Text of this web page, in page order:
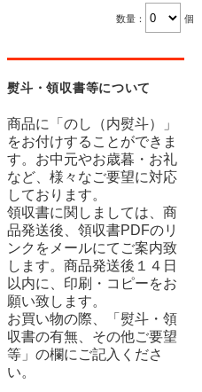
数量： 個
熨斗・領収書等について
商品に「のし（内熨斗）」
をお付けすることができま
す。お中元やお歳暮・お礼
など、様々なご要望に対応
しております。
領収書に関しましては、商
品発送後、領収書PDFのリ
ンクをメールにてご案内致
します。商品発送後１４日
以内に、印刷・コピーをお
願い致します。
お買い物の際、「熨斗・領
収書の有無、その他ご要望
等」の欄にご記入くださ
い。